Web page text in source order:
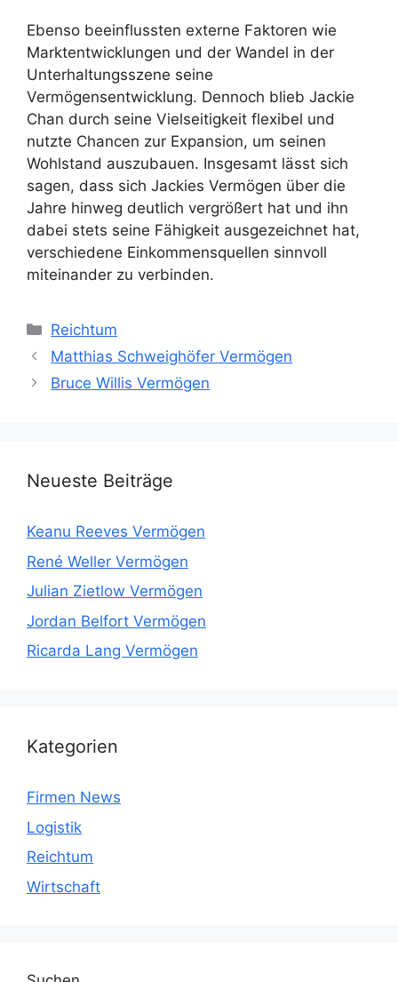
Ebenso beeinflussten externe Faktoren wie
Marktentwicklungen und der Wandel in der
Unterhaltungsszene seine
Vermögensentwicklung. Dennoch blieb Jackie
Chan durch seine Vielseitigkeit flexibel und
nutzte Chancen zur Expansion, um seinen
Wohlstand auszubauen. Insgesamt lässt sich
sagen, dass sich Jackies Vermögen über die
Jahre hinweg deutlich vergrößert hat und ihn
dabei stets seine Fähigkeit ausgezeichnet hat,
verschiedene Einkommensquellen sinnvoll
miteinander zu verbinden.
Kategorien
Reichtum
Matthias Schweighöfer Vermögen
Bruce Willis Vermögen
Neueste Beiträge
Keanu Reeves Vermögen
René Weller Vermögen
Julian Zietlow Vermögen
Jordan Belfort Vermögen
Ricarda Lang Vermögen
Kategorien
Firmen News
Logistik
Reichtum
Wirtschaft